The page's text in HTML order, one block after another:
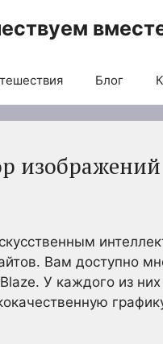
Блог
изображений
Вам доступно
У каждого из